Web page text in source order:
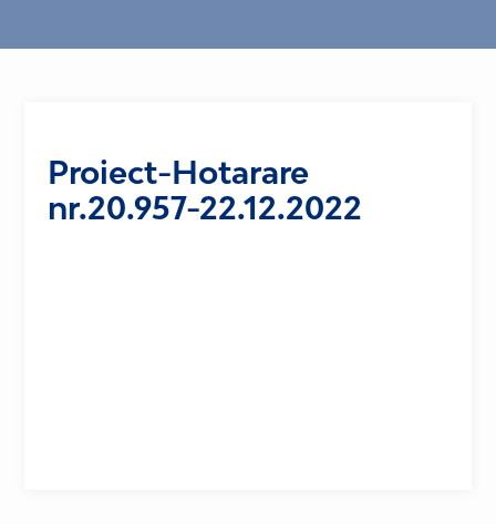
Proiect-Hotarare
nr.20.957-22.12.2022